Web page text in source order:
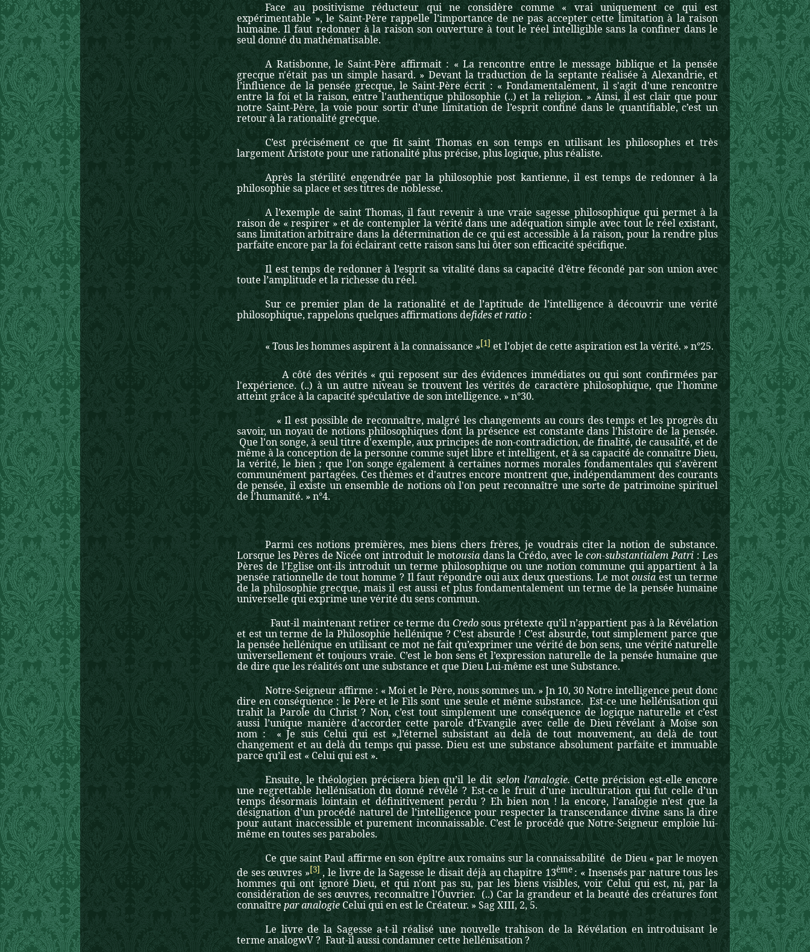
Face au positivisme réducteur qui ne considère comme « vrai uniquement ce qui est
expérimentable », le Saint-Père rappelle l’importance de ne pas accepter cette limitation à la raison
humaine. Il faut redonner à la raison son ouverture à tout le réel intelligible sans la confiner dans le
seul donné du mathématisable.
A Ratisbonne, le Saint-Père affirmait : « La rencontre entre le message biblique et la pensée
grecque n'était pas un simple hasard. » Devant la traduction de la septante réalisée à Alexandrie, et
l’influence de la pensée grecque, le Saint-Père écrit : « Fondamentalement, il s'agit d'une rencontre
entre la foi et la raison, entre l'authentique philosophie (..) et la religion. » Ainsi, il est clair que pour
notre Saint-Père, la voie pour sortir d’une limitation de l’esprit confiné dans le quantifiable, c’est un
retour à la rationalité grecque.
C’est précisément ce que fit saint Thomas en son temps en utilisant les philosophes et très
largement Aristote pour une rationalité plus précise, plus logique, plus réaliste.
Après la stérilité engendrée par la philosophie post kantienne, il est temps de redonner à la
philosophie sa place et ses titres de noblesse.
A l’exemple de saint Thomas, il faut revenir à une vraie sagesse philosophique qui permet à la
raison de « respirer » et de contempler la vérité dans une adéquation simple avec tout le réel existant,
sans limitation arbitraire dans la détermination de ce qui est accessible à la raison, pour la rendre plus
parfaite encore par la foi éclairant cette raison sans lui ôter son efficacité spécifique.
Il est temps de redonner à l’esprit sa vitalité dans sa capacité d’être fécondé par son union avec
toute l’amplitude et la richesse du réel.
Sur ce premier plan de la rationalité et de l’aptitude de l’intelligence à découvrir une vérité
philosophique, rappelons quelques affirmations defides et ratio :
« Tous les hommes aspirent à la connaissance »[1] et l'objet de cette aspiration est la vérité. » n°25.
A côté des vérités « qui reposent sur des évidences immédiates ou qui sont confirmées par
l'expérience. (..) à un autre niveau se trouvent les vérités de caractère philosophique, que l'homme
atteint grâce à la capacité spéculative de son intelligence. » n°30.
« Il est possible de reconnaître, malgré les changements au cours des temps et les progrès du
savoir, un noyau de notions philosophiques dont la présence est constante dans l'histoire de la pensée.
Que l'on songe, à seul titre d'exemple, aux principes de non-contradiction, de finalité, de causalité, et de
même à la conception de la personne comme sujet libre et intelligent, et à sa capacité de connaître Dieu,
la vérité, le bien ; que l'on songe également à certaines normes morales fondamentales qui s'avèrent
communément partagées. Ces thèmes et d'autres encore montrent que, indépendamment des courants
de pensée, il existe un ensemble de notions où l'on peut reconnaître une sorte de patrimoine spirituel
de l'humanité. » n°4.
Parmi ces notions premières, mes biens chers frères, je voudrais citer la notion de substance.
Lorsque les Pères de Nicée ont introduit le motousia dans la Crédo, avec le con-substantialem Patri : Les
Pères de l’Eglise ont-ils introduit un terme philosophique ou une notion commune qui appartient à la
pensée rationnelle de tout homme ? Il faut répondre oui aux deux questions. Le mot ousia est un terme
de la philosophie grecque, mais il est aussi et plus fondamentalement un terme de la pensée humaine
universelle qui exprime une vérité du sens commun.
Faut-il maintenant retirer ce terme du Credo sous prétexte qu’il n’appartient pas à la Révélation
et est un terme de la Philosophie hellénique ? C’est absurde ! C’est absurde, tout simplement parce que
la pensée hellénique en utilisant ce mot ne fait qu’exprimer une vérité de bon sens, une vérité naturelle
universellement et toujours vraie. C’est le bon sens et l’expression naturelle de la pensée humaine que
de dire que les réalités ont une substance et que Dieu Lui-même est une Substance.
Notre-Seigneur affirme : « Moi et le Père, nous sommes un. » Jn 10, 30 Notre intelligence peut donc
dire en conséquence : le Père et le Fils sont une seule et même substance. Est-ce une hellénisation qui
trahit la Parole du Christ ? Non, c’est tout simplement une conséquence de logique naturelle et c’est
aussi l’unique manière d’accorder cette parole d’Evangile avec celle de Dieu révélant à Moïse son
nom :
« Je suis Celui qui est »,l’éternel subsistant au delà de tout mouvement, au delà de tout
changement et au delà du temps qui passe. Dieu est une substance absolument parfaite et immuable
parce qu’il est « Celui qui est ».
Ensuite, le théologien précisera bien qu’il le dit selon l’analogie. Cette précision est-elle encore
une regrettable hellénisation du donné révélé ? Est-ce le fruit d’une inculturation qui fut celle d’un
temps désormais lointain et définitivement perdu ? Eh bien non ! la encore, l’analogie n’est que la
désignation d’un procédé naturel de l’intelligence pour respecter la transcendance divine sans la dire
pour autant inaccessible et purement inconnaissable. C’est le procédé que Notre-Seigneur emploie lui-
même en toutes ses paraboles.
Ce que saint Paul affirme en son épître aux romains sur la connaissabilité de Dieu « par le moyen
de ses œuvres »[3] , le livre de la Sagesse le disait déjà au chapitre 13ème : « Insensés par nature tous les
hommes qui ont ignoré Dieu, et qui n'ont pas su, par les biens visibles, voir Celui qui est, ni, par la
considération de ses œuvres, reconnaître l'Ouvrier. (..) Car la grandeur et la beauté des créatures font
connaître par analogieCelui qui en est le Créateur. » Sag XIII, 2, 5.
Le livre de la Sagesse a-t-il réalisé une nouvelle trahison de la Révélation en introduisant le
terme analogwV? Faut-il aussi condamner cette hellénisation ?